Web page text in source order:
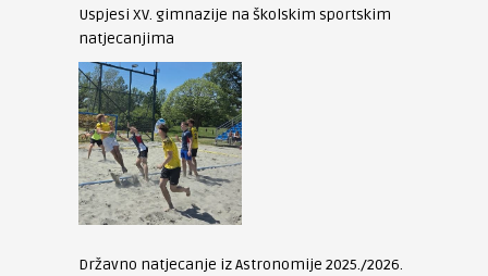
Uspjesi XV. gimnazije na školskim sportskim
natjecanjima
Državno natjecanje iz Astronomije 2025./2026.